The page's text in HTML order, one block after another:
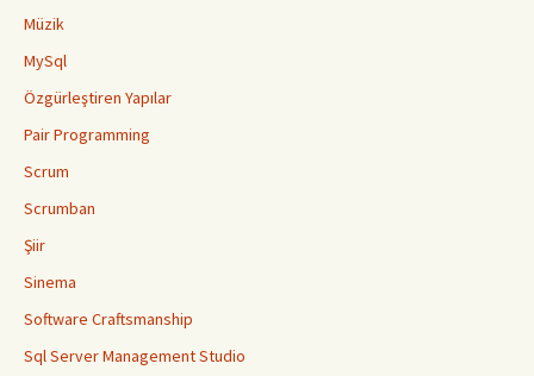
Müzik
MySql
Özgürleştiren Yapılar
Pair Programming
Scrum
Scrumban
Şiir
Sinema
Software Craftsmanship
Sql Server Management Studio